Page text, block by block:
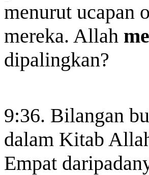
menurut ucapan
mereka. Allah
dipalingkan?
9:36. Bilangan
dalam Kitab
Empat